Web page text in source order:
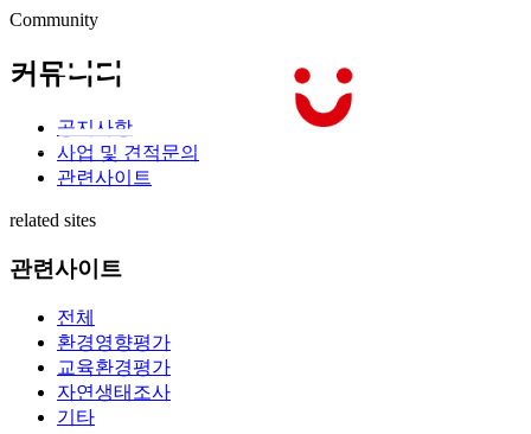
Community
커뮤니티
공지사항
사업 및 견적문의
관련사이트
related sites
관련사이트
전체
환경영향평가
교육환경평가
자연생태조사
기타